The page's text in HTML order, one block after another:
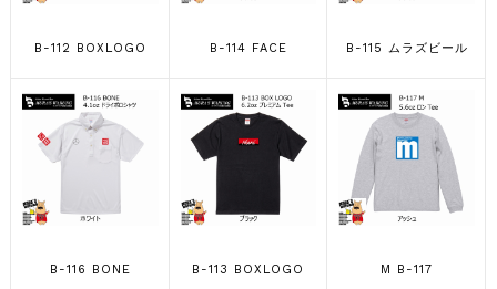
B-112 BOXLOGO B-114 FACE B-115 ムラズビール
B-116 BONE B-113 BOXLOGO M B-117